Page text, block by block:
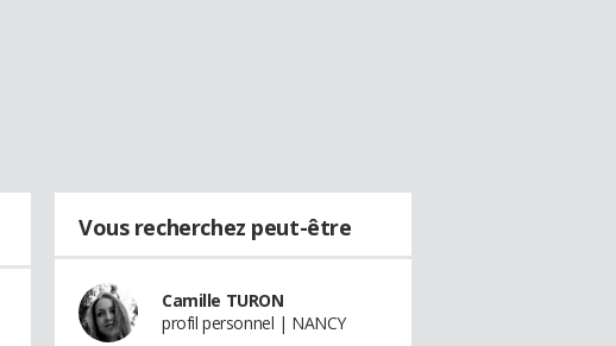
Vous recherchez peut-être
Camille TURON
profil personnel | NANCY